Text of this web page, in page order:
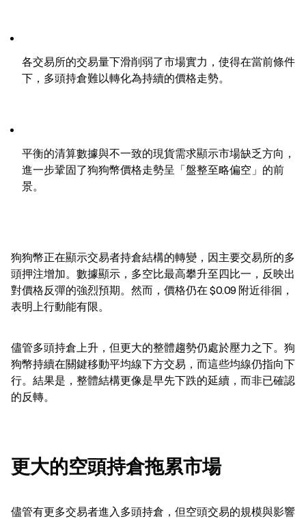
各交易所的交易量下滑削弱了市場實力，使得在當前條件
下，多頭持倉難以轉化為持續的價格走勢。
平衡的清算數據與不一致的現貨需求顯示市場缺乏方向，
進一步鞏固了狗狗幣價格走勢呈「盤整至略偏空」的前
景。
狗狗幣正在顯示交易者持倉結構的轉變，因主要交易所的多
頭押注增加。數據顯示，多空比最高攀升至四比一，反映出
對價格反彈的強烈預期。然而，價格仍在 $0.09 附近徘徊，
表明上行動能有限。
儘管多頭持倉上升，但更大的整體趨勢仍處於壓力之下。狗
狗幣持續在關鍵移動平均線下方交易，而這些均線仍指向下
行。結果是，整體結構更像是早先下跌的延續，而非已確認
的反轉。
更大的空頭持倉拖累市場
儘管有更多交易者進入多頭持倉，但空頭交易的規模與影響